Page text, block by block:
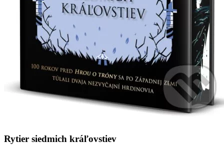
Rytier siedmich kráľovstiev